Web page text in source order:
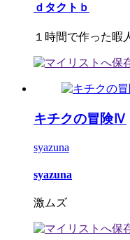
ｄタクトｂ
１時間で作った暇
キチクの冒険Ⅳ
syazuna
syazuna
激ムズ